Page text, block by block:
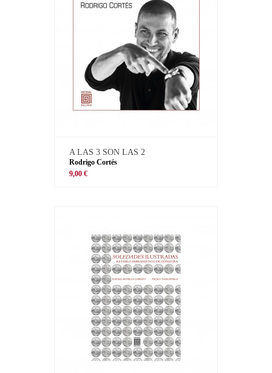
A LAS 3 SON LAS 2
Rodrigo Cortés
9,00 €